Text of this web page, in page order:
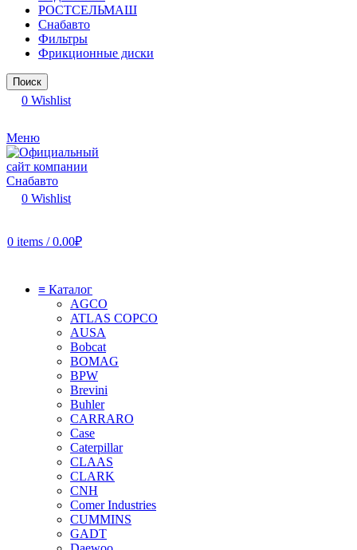
РОСТСЕЛЬМАШ
Снабавто
Фильтры
Фрикционные диски
Поиск
0 Wishlist
Меню
0 Wishlist
0 items / 0.00₽
≡ Каталог
AGCO
ATLAS COPCO
AUSA
Bobcat
BOMAG
BPW
Brevini
Buhler
CARRARO
Case
Caterpillar
CLAAS
CLARK
CNH
Comer Industries
CUMMINS
GADT